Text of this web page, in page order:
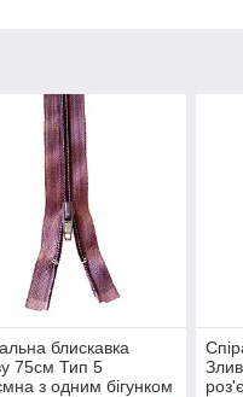
блискавка
75см Тип 5
з одним бігунком